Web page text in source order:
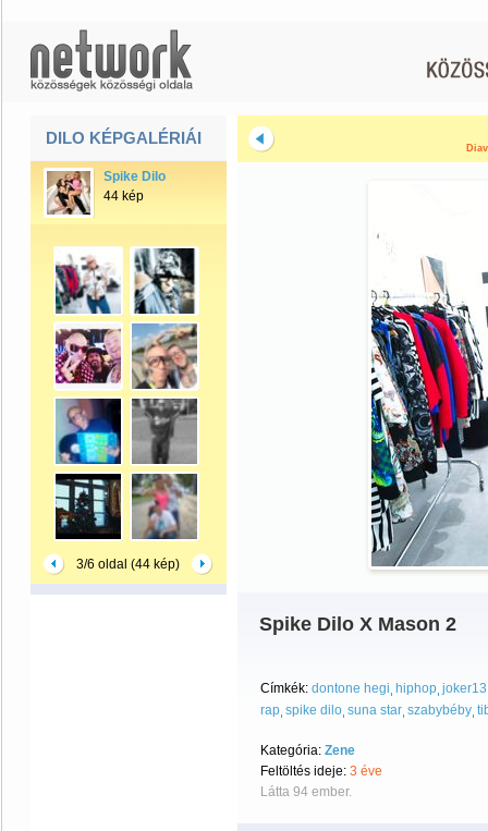
DILO KÉPGALÉRIÁI
Spike Dilo
44 kép
3/6 oldal (44 kép)
Spike Dilo X Mason 2
Címkék: dontone hegi hiphop joker13
rap spike dilo suna star szabybéby
Kategória: Zene
Feltöltés ideje: 3 éve
Látta 94 ember.